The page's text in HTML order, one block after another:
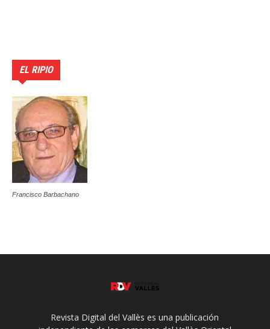
EL RIPIO
Francisco Barbachano
Revista Digital del Vallès es una publicación